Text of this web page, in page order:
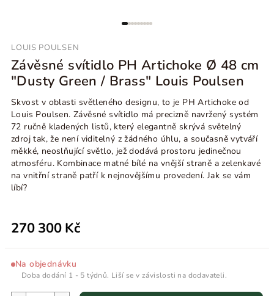
LOUIS POULSEN
Závěsné svítidlo PH Artichoke Ø 48 cm
"Dusty Green / Brass" Louis Poulsen
Skvost v oblasti světleného designu, to je PH Artichoke od
Louis Poulsen. Závěsné svítidlo má precizně navržený systém
72 ručně kladených listů, který elegantně skrývá světelný
zdroj tak, že není viditelný z žádného úhlu, a současně vytváří
měkké, neoslňující světlo, jež dodává prostoru jedinečnou
atmosféru. Kombinace matné bílé na vnější straně a zelenkavé
na vnitřní straně patří k nejnovějšímu provedení. Jak se vám
líbí?
270 300 Kč
Na objednávku
Doba dodání 1 - 5 týdnů. Liší se v závislosti na dodavateli.